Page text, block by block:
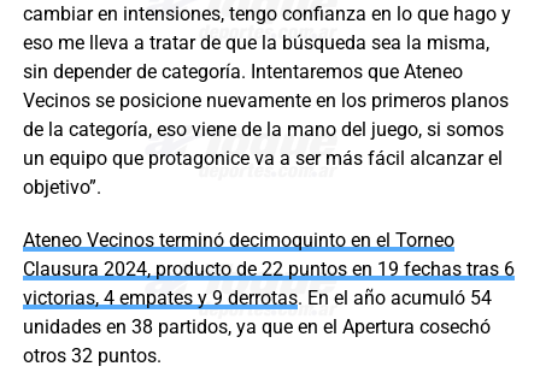
cambiar en intensiones, tengo confianza en lo que hago y
eso me lleva a tratar de que la búsqueda sea la misma,
sin depender de categoría. Intentaremos que Ateneo
Vecinos se posicione nuevamente en los primeros planos
de la categoría, eso viene de la mano del juego, si somos
un equipo que protagonice va a ser más fácil alcanzar el
objetivo”.
Ateneo Vecinos terminó decimoquinto en el Torneo
Clausura 2024, producto de 22 puntos en 19 fechas tras 6
victorias, 4 empates y 9 derrotas. En el año acumuló 54
unidades en 38 partidos, ya que en el Apertura cosechó
otros 32 puntos.